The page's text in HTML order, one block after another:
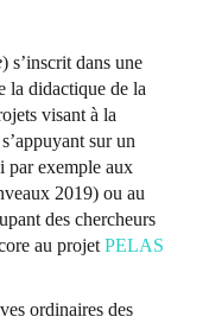
) s’inscrit dans une
la didactique de la
visant à la
sur un
par exemple aux
2019) ou au
des chercheurs
au projet PELAS
ordinaires des